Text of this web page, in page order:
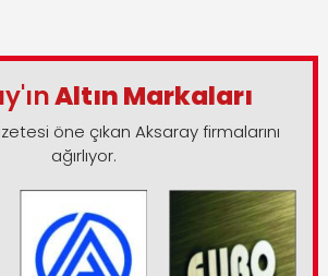
Altın Markaları
öne çıkan Aksaray firmalarını
ağırlıyor.